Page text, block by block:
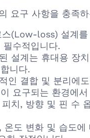
요구 사항을 충족
스(Low-loss) 설계
수적입니다.
설계는 휴대용 장
니다.
인 결합 및 분리에
요구되는 환경에
피치, 방향 및 핀 수
온도 변화 및 습도